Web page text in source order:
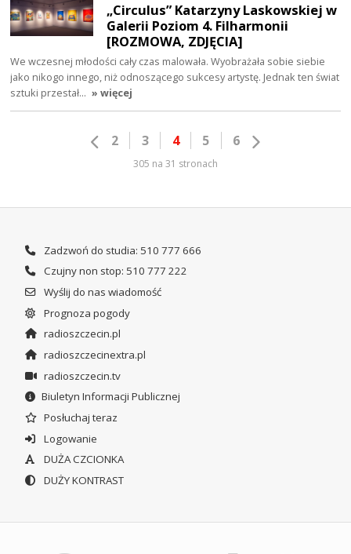
„Circulus” Katarzyny Laskowskiej w
Galerii Poziom 4. Filharmonii
[ROZMOWA, ZDJĘCIA]
We wczesnej młodości cały czas malowała. Wyobrażała sobie siebie
jako nikogo innego, niż odnoszącego sukcesy artystę. Jednak ten świat
sztuki przestał… » więcej
2 3 4 5 6
305 na 31 stronach
Zadzwoń do studia: 510 777 666
Czujny non stop: 510 777 222
Wyślij do nas wiadomość
Prognoza pogody
radioszczecin.pl
radioszczecinextra.pl
radioszczecin.tv
Biuletyn Informacji Publicznej
Posłuchaj teraz
Logowanie
DUŻA CZCIONKA
DUŻY KONTRAST